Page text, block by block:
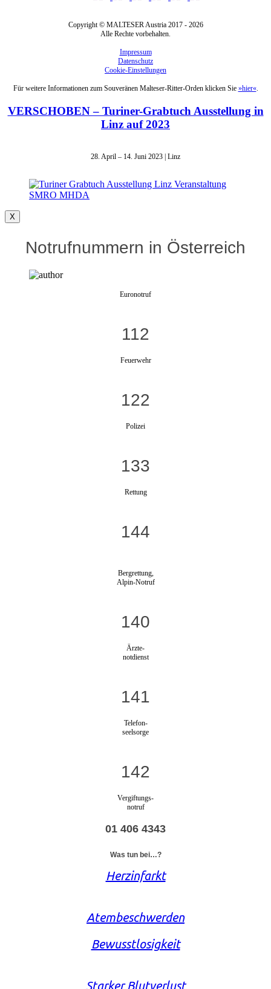
Copyright © MALTESER Austria 2017 - 2026
Alle Rechte vorbehalten.
Impressum
Datenschutz
Cookie-Einstellungen
Für weitere Informationen zum Souveränen Malteser-Ritter-Orden klicken Sie »hier«.
VERSCHOBEN – Turiner-Grabtuch Ausstellung in
Linz auf 2023
28. April – 14. Juni 2023 | Linz
X
Notrufnummern in Österreich
Euronotruf
112
Feuerwehr
122
Polizei
133
Rettung
144
Bergrettung,
Alpin-Notruf
140
Ärzte-
notdienst
141
Telefon-
seelsorge
142
Vergiftungs-
notruf
01 406 4343
Was tun bei…?
Herzinfarkt
Atembeschwerden
Bewusstlosigkeit
Starker Blutverlust